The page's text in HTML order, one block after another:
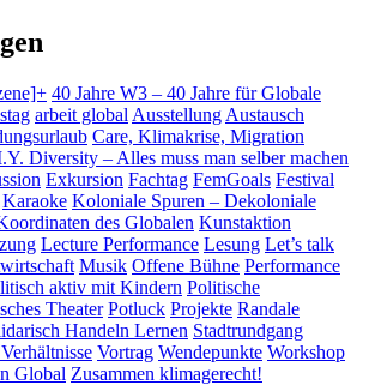
40 Jahre W3 – 40 Jahre für Globale
arbeit global Ausstellung Austausch
Care, Klimakrise, Migration
Diversity – Alles muss man selber machen
Exkursion Fachtag FemGoals Festival
Karaoke Koloniale Spuren – Dekoloniale
des Globalen Kunstaktion
Lecture Performance Lesung Let’s talk
Musik Offene Bühne Performance
aktiv mit Kindern Politische
Theater Potluck Projekte Randale
Handeln Lernen Stadtrundgang
Vortrag Wendepunkte Workshop
Global Zusammen klimagerecht!